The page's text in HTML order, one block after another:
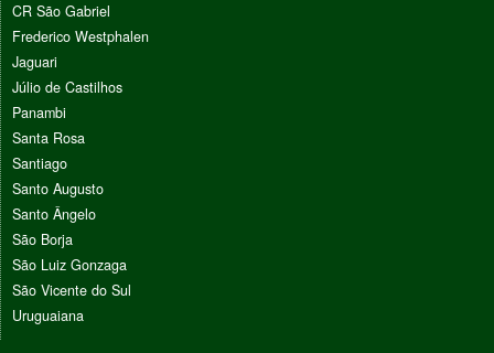
CR São Gabriel
Frederico Westphalen
Jaguari
Júlio de Castilhos
Panambi
Santa Rosa
Santiago
Santo Augusto
Santo Ângelo
São Borja
São Luiz Gonzaga
São Vicente do Sul
Uruguaiana